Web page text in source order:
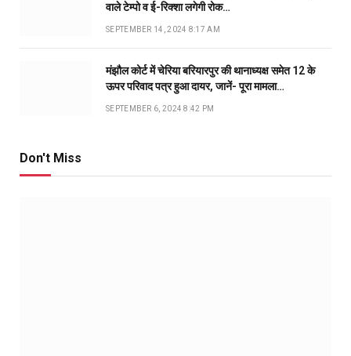
वाले टेम्पो व ई-रिक्शा लगेगी रोक…
SEPTEMBER 14, 2024 8:17 AM
मंझौल कोर्ट में चेरिया बरियारपुर की थानाध्यक्ष समेत 12 के
ऊपर परिवाद पत्र हुआ दायर, जानें- पूरा मामला…
SEPTEMBER 6, 2024 8:42 PM
Don't Miss